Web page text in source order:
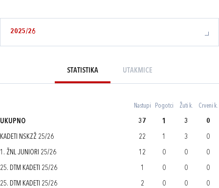
2025/26
STATISTIKA UTAKMICE
Nastupi Pogotci Žuti k. Crveni k.
UKUPNO 37 1 3 0
KADETI NSKZŽ 25/26 22 1 3 0
1. ŽNL JUNIORI 25/26 12 0 0 0
25. DTM KADETI 25/26 1 0 0 0
25. DTM KADETI 25/26 2 0 0 0